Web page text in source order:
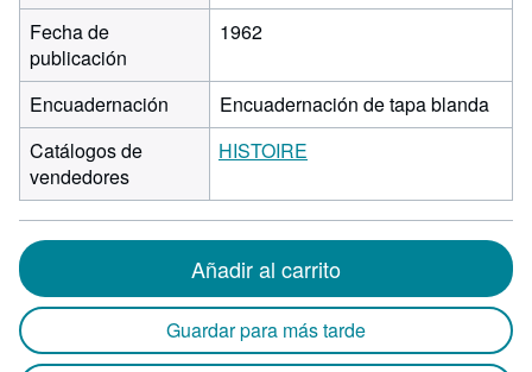
Fecha de
publicación
1962
Encuadernación
Encuadernación de tapa blanda
Catálogos de
vendedores
HISTOIRE
Añadir al carrito
Guardar para más tarde